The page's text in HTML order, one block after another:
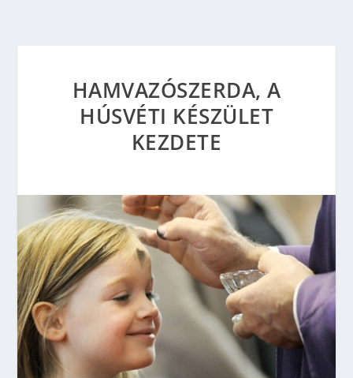
HAMVAZÓSZERDA, A
HÚSVÉTI KÉSZÜLET
KEZDETE